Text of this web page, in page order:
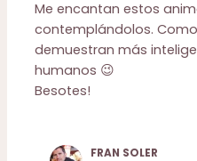
Me encantan estos
contemplándolos.
demuestran más
humanos 😉
Besotes!
FRAN SOLER